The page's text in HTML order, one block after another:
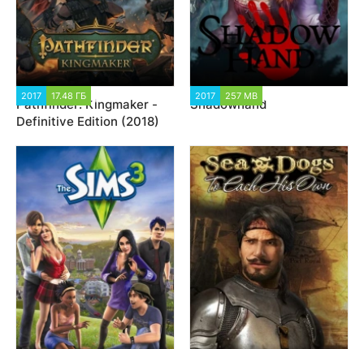
2017 17.48 ГБ
Pathfinder: Kingmaker -
Definitive Edition (2018)
2017 257 MB
Shadowhand